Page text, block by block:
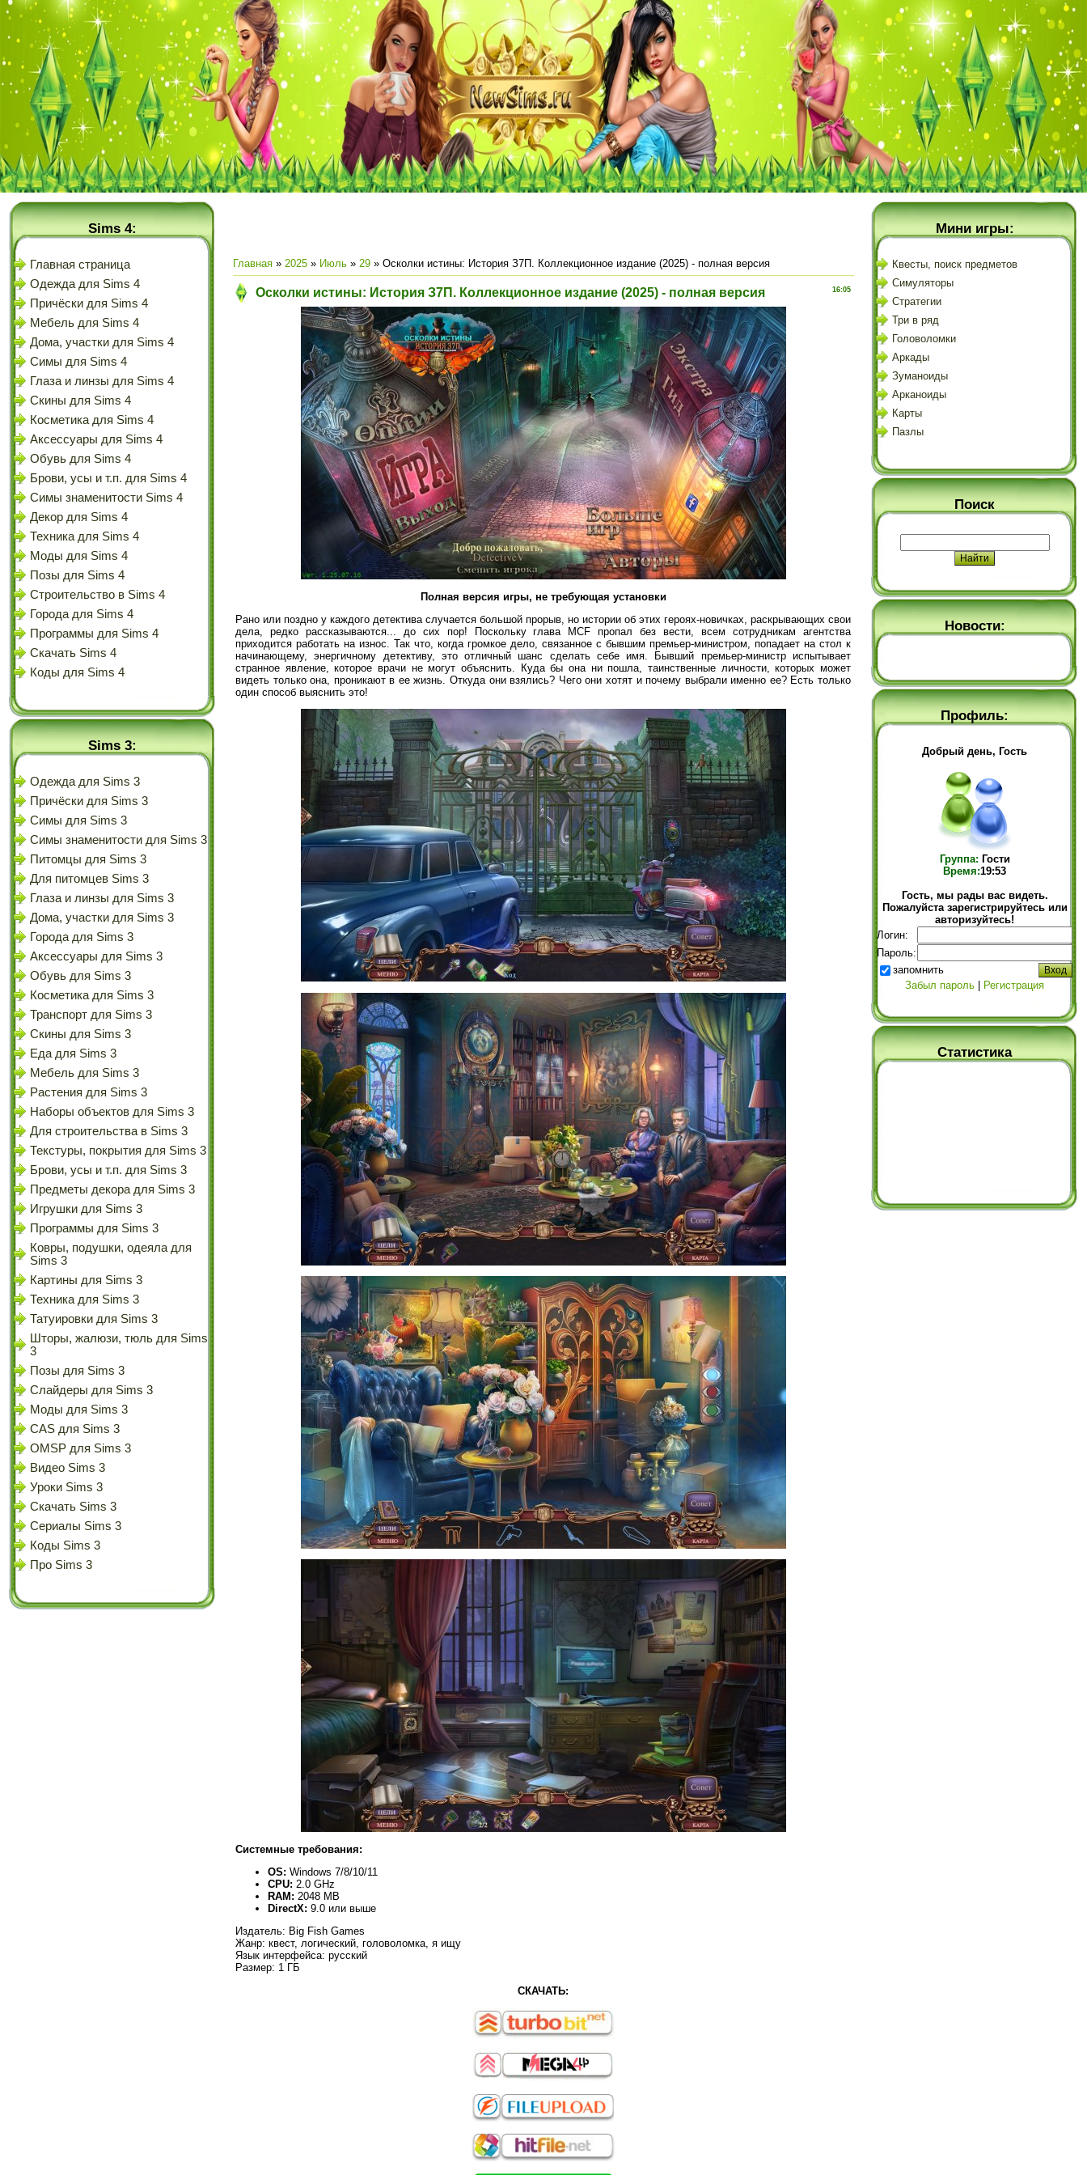
Sims 4:
Главная страница
Одежда для Sims 4
Причёски для Sims 4
Мебель для Sims 4
Дома, участки для Sims 4
Симы для Sims 4
Глаза и линзы для Sims 4
Скины для Sims 4
Косметика для Sims 4
Аксессуары для Sims 4
Обувь для Sims 4
Брови, усы и т.п. для Sims 4
Симы знаменитости Sims 4
Декор для Sims 4
Техника для Sims 4
Моды для Sims 4
Позы для Sims 4
Строительство в Sims 4
Города для Sims 4
Программы для Sims 4
Скачать Sims 4
Коды для Sims 4
Sims 3:
Одежда для Sims 3
Причёски для Sims 3
Симы для Sims 3
Симы знаменитости для Sims 3
Питомцы для Sims 3
Для питомцев Sims 3
Глаза и линзы для Sims 3
Дома, участки для Sims 3
Города для Sims 3
Аксессуары для Sims 3
Обувь для Sims 3
Косметика для Sims 3
Транспорт для Sims 3
Скины для Sims 3
Еда для Sims 3
Мебель для Sims 3
Растения для Sims 3
Наборы объектов для Sims 3
Для строительства в Sims 3
Текстуры, покрытия для Sims 3
Брови, усы и т.п. для Sims 3
Предметы декора для Sims 3
Игрушки для Sims 3
Программы для Sims 3
Ковры, подушки, одеяла для
Sims 3
Картины для Sims 3
Техника для Sims 3
Татуировки для Sims 3
Шторы, жалюзи, тюль для Sims
3
Позы для Sims 3
Слайдеры для Sims 3
Моды для Sims 3
CAS для Sims 3
OMSP для Sims 3
Видео Sims 3
Уроки Sims 3
Скачать Sims 3
Сериалы Sims 3
Коды Sims 3
Про Sims 3
Главная » 2025 » Июль » 29 » Осколки истины: История З7П. Коллекционное издание (2025) - полная версия
16:05
Осколки истины: История З7П. Коллекционное издание (2025) - полная версия
Полная версия игры, не требующая установки
Рано или поздно у каждого детектива случается большой прорыв, но истории об этих героях-новичках, раскрывающих свои
дела, редко рассказываются... до сих пор! Поскольку глава MCF пропал без вести, всем сотрудникам агентства
приходится работать на износ. Так что, когда громкое дело, связанное с бывшим премьер-министром, попадает на стол к
начинающему, энергичному детективу, это отличный шанс сделать себе имя. Бывший премьер-министр испытывает
странное явление, которое врачи не могут объяснить. Куда бы она ни пошла, таинственные личности, которых может
видеть только она, проникают в ее жизнь. Откуда они взялись? Чего они хотят и почему выбрали именно ее? Есть только
один способ выяснить это!
Системные требования:
OS: Windows 7/8/10/11
CPU: 2.0 GHz
RAM: 2048 MB
DirectX: 9.0 или выше
Издатель: Big Fish Games
Жанр: квест, логический, головоломка, я ищу
Язык интерфейса: русский
Размер: 1 ГБ
СКАЧАТЬ:
Мини игры:
Квесты, поиск предметов
Симуляторы
Стратегии
Три в ряд
Головоломки
Аркады
Зуманоиды
Арканоиды
Карты
Пазлы
Поиск
Новости:
Профиль:
Добрый день, Гость
Группа: Гости
Время:19:53
Гость, мы рады вас видеть.
Пожалуйста зарегистрируйтесь или
авторизуйтесь!
Логин:
Пароль:
запомнить
Забыл пароль
Регистрация
Статистика